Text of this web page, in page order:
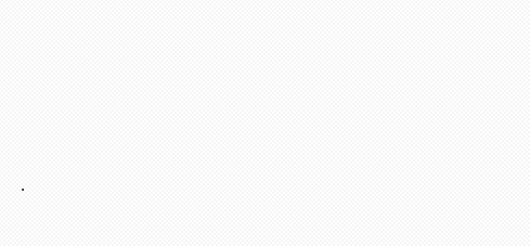
.